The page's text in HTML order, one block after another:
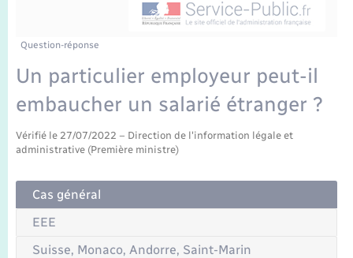
Etat-civil - Papiers - Citoyenneté
Mariage – PACS
Parrainage civil
Logement - Urbanisme
Loisirs
Nouvel habitant
Numérique
Transports scolaires
Travaux - Autorisation d’occupation de l’espace
Compétences
Plan interactif
La Communauté de communes
Question-réponse
Un particulier employeur peut-il
embaucher un salarié étranger ?
Vérifié le 27/07/2022 – Direction de l'information légale et
administrative (Première ministre)
Cas général
EEE
Suisse, Monaco, Andorre, Saint-Marin